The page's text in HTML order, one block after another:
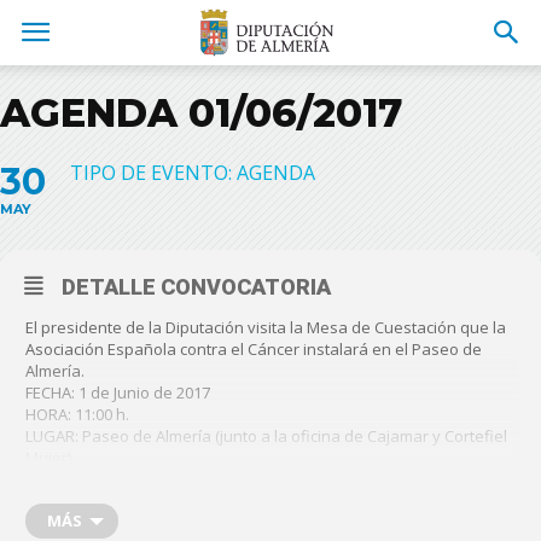
AGENDA 01/06/2017
30
MAY
TIPO DE EVENTO: AGENDA
DETALLE CONVOCATORIA
El presidente de la Diputación visita la Mesa de Cuestación que la
Asociación Española contra el Cáncer instalará en el Paseo de
Almería.
FECHA: 1 de Junio de 2017
HORA: 11:00 h.
LUGAR: Paseo de Almería (junto a la oficina de Cajamar y Cortefiel
miembros de la corporación provincial asiste a la entrega de
MÁS